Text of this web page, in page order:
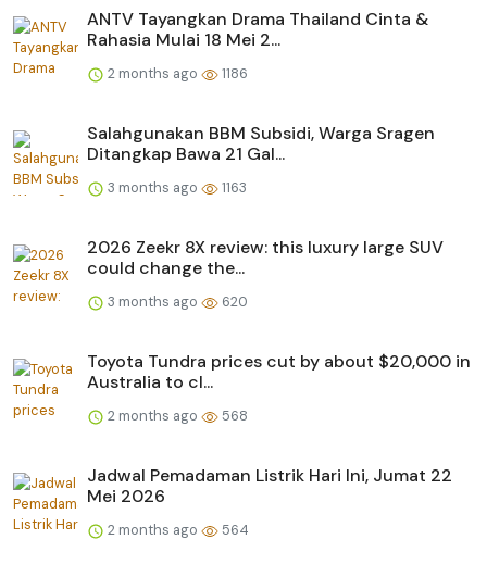
ANTV Tayangkan Drama Thailand Cinta &
Rahasia Mulai 18 Mei 2...
2 months ago 1186
Salahgunakan BBM Subsidi, Warga Sragen
Ditangkap Bawa 21 Gal...
3 months ago 1163
2026 Zeekr 8X review: this luxury large SUV
could change the...
3 months ago 620
Toyota Tundra prices cut by about $20,000 in
Australia to cl...
2 months ago 568
Jadwal Pemadaman Listrik Hari Ini, Jumat 22
Mei 2026
2 months ago 564